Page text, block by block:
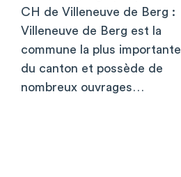
CH de Villeneuve de Berg :
Villeneuve de Berg est la
commune la plus importante
du canton et possède de
nombreux ouvrages…